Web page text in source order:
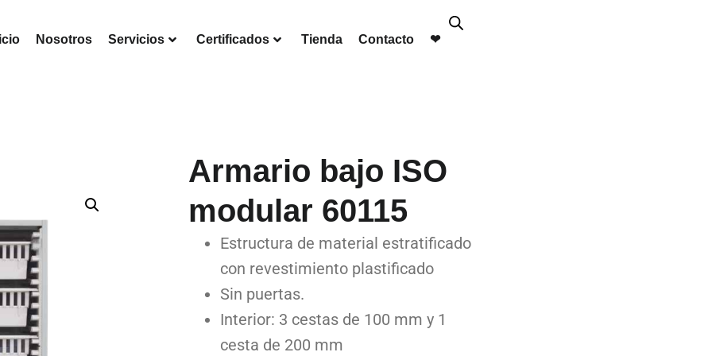
Nosotros Servicios Certificados Tienda Contacto ❤︎
Armario bajo ISO
modular 60115
Estructura de material estratificado
con revestimiento plastificado
Sin puertas.
Interior: 3 cestas de 100 mm y 1
cesta de 200 mm